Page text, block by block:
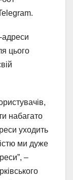
адреси
цього
набагато
уходить
ми дуже
–